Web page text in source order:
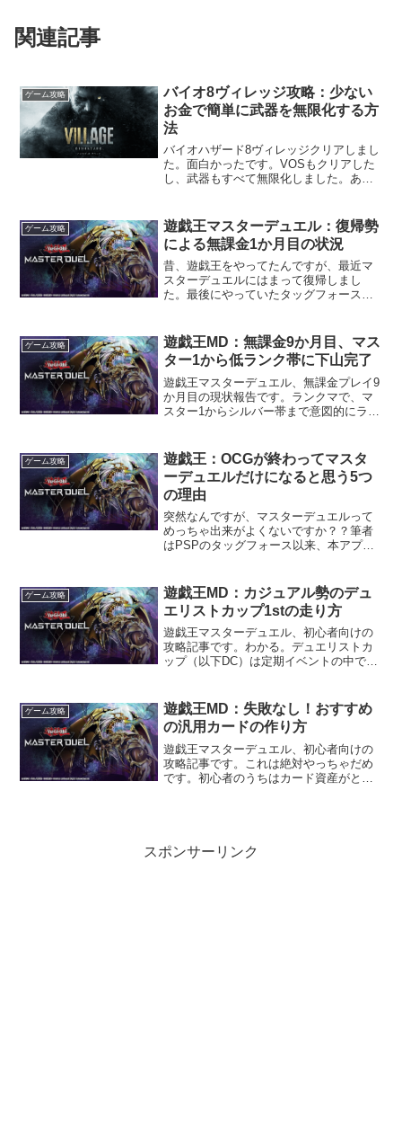
関連記事
ゲーム攻略
バイオ8ヴィレッジ攻略：少ない
お金で簡単に武器を無限化する方
法
バイオハザード8ヴィレッジクリアしまし
た。面白かったです。VOSもクリアした
し、武器もすべて無限化しました。ある
で、フルカスタマイズにかかるお金を大
幅に軽減して無限化を解...
ゲーム攻略
遊戯王マスターデュエル：復帰勢
による無課金1か月目の状況
昔、遊戯王をやってたんですが、最近マ
スターデュエルにはまって復帰しまし
た。最後にやっていたタッグフォースス
過したので、現在所持しているデッキや
レアカード、DP(...
ゲーム攻略
遊戯王MD：無課金9か月目、マス
ター1から低ランク帯に下山完了
遊戯王マスターデュエル、無課金プレイ9
か月目の現状報告です。ランクマで、マ
スター1からシルバー帯まで意図的にラン
手も環境外デッキばかり。今回はそのへ
んについて書いていき...
ゲーム攻略
遊戯王：OCGが終わってマスタ
ーデュエルだけになると思う5つ
の理由
突然なんですが、マスターデュエルって
めっちゃ出来がよくないですか？？筆者
はPSPのタッグフォース以来、本アプリ
来の良さに感動しています。プレイして
るうちに、そのあま...
ゲーム攻略
遊戯王MD：カジュアル勢のデュ
エリストカップ1stの走り方
遊戯王マスターデュエル、初心者向けの
攻略記事です。わかる。デュエリストカ
ップ（以下DC）は定期イベントの中で
より上のガチ勢とマッチングするため、
ジェム回収が苦行です。今...
ゲーム攻略
遊戯王MD：失敗なし！おすすめ
の汎用カードの作り方
遊戯王マスターデュエル、初心者向けの
攻略記事です。これは絶対やっちゃだめ
です。初心者のうちはカード資産がとぼ
スポンサーリンク